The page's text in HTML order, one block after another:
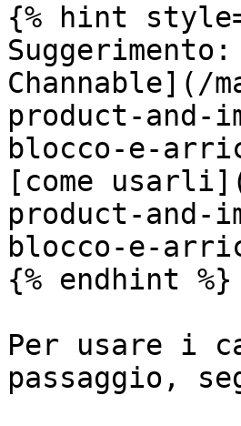
{% hint
Channable](/
product-and-
blocco-e-
[come
product-and-
blocco-e-
{% endhint %}
Per usare i
passaggio,